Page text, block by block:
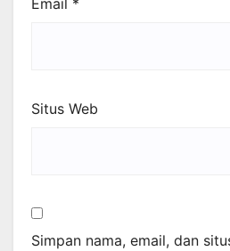
Situs Web
Simpan nama, email, dan